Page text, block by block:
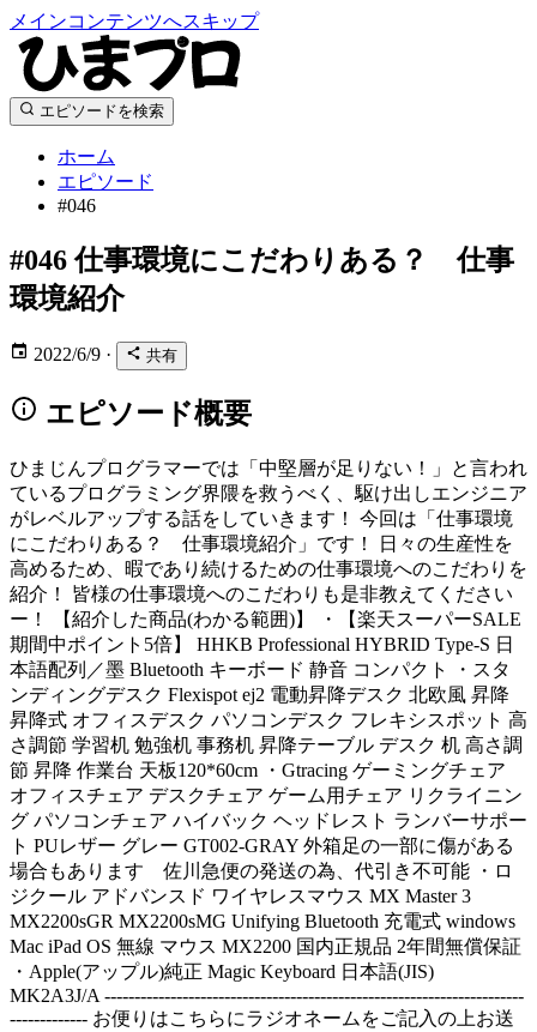
メインコンテンツへスキップ
エピソードを検索
ホーム
エピソード
#046
#046仕事環境にこだわりある？ 仕事
環境紹介
2022/6/9 · 共有
エピソード概要
ひまじんプログラマーでは「中堅層が足りない！」と言われ
ているプログラミング界隈を救うべく、駆け出しエンジニア
がレベルアップする話をしていきます！ 今回は「仕事環境
にこだわりある？ 仕事環境紹介」です！ 日々の生産性を
高めるため、暇であり続けるための仕事環境へのこだわりを
紹介！ 皆様の仕事環境へのこだわりも是非教えてください
ー！ 【紹介した商品(わかる範囲)】 ・【楽天スーパーSALE
期間中ポイント5倍】 HHKB Professional HYBRID Type-S 日
本語配列／墨 Bluetooth キーボード 静音 コンパクト ・スタ
ンディングデスク Flexispot ej2 電動昇降デスク 北欧風 昇降
昇降式 オフィスデスク パソコンデスク フレキシスポット 高
さ調節 学習机 勉強机 事務机 昇降テーブル デスク 机 高さ調
節 昇降 作業台 天板120*60cm ・Gtracing ゲーミングチェア
オフィスチェア デスクチェア ゲーム用チェア リクライニン
グ パソコンチェア ハイバック ヘッドレスト ランバーサポー
ト PUレザー グレー GT002-GRAY 外箱足の一部に傷がある
場合もあります 佐川急便の発送の為、代引き不可能 ・ロ
ジクール アドバンスド ワイヤレスマウス MX Master 3
MX2200sGR MX2200sMG Unifying Bluetooth 充電式 windows
Mac iPad OS 無線 マウス MX2200 国内正規品 2年間無償保証
・Apple(アップル)純正 Magic Keyboard 日本語(JIS)
MK2A3J/A ----------------------------------------------------------------------
------------- お便りはこちらにラジオネームをご記入の上お送